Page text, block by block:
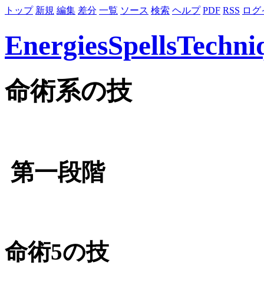
トップ 新規 編集 差分 一覧 ソース 検索 ヘルプ PDF RSS ログ
命術系の技
第一段階
命術5の技